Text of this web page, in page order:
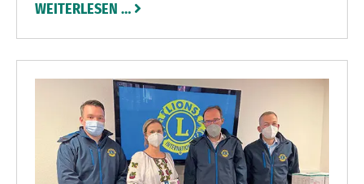
hat für den Serviceclub jetzt Vorrang. Deswegen
werden die Rotarier ihre Holzeier für fünf Euro
verkaufen. „Der Rotary Club verdoppelt diese
Summe noch“, sagt Präsident Sven Fischer.
WEITERLESEN …